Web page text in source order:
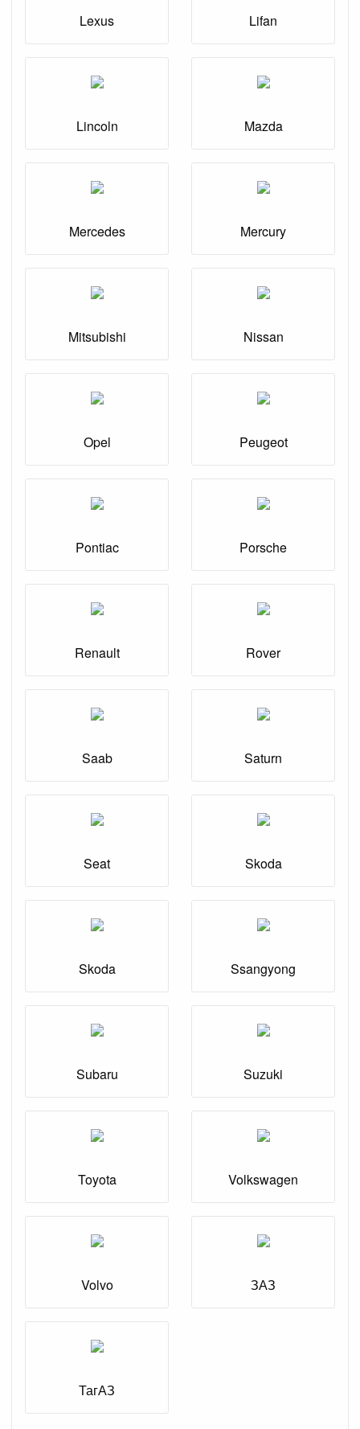
Lexus Lifan
Lincoln Mazda
Mercedes Mercury
Mitsubishi Nissan
Opel Peugeot
Pontiac Porsche
Renault Rover
Saab Saturn
Seat Skoda
Skoda Ssangyong
Subaru Suzuki
Toyota Volkswagen
Volvo ЗАЗ
ТагАЗ